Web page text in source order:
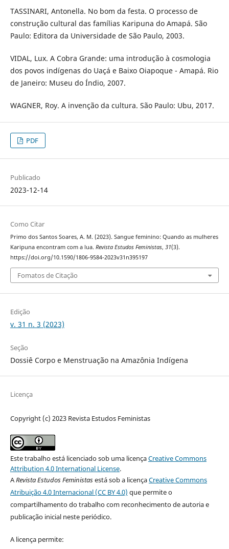
TASSINARI, Antonella. No bom da festa. O processo de
construção cultural das famílias Karipuna do Amapá. São
Paulo: Editora da Universidade de São Paulo, 2003.
VIDAL, Lux. A Cobra Grande: uma introdução à cosmologia
dos povos indígenas do Uaçá e Baixo Oiapoque - Amapá. Rio
de Janeiro: Museu do Índio, 2007.
WAGNER, Roy. A invenção da cultura. São Paulo: Ubu, 2017.
PDF
Publicado
2023-12-14
Como Citar
Primo dos Santos Soares, A. M. (2023). Sangue feminino: Quando as mulheres
Karipuna encontram com a lua. Revista Estudos Feministas, 31(3).
https://doi.org/10.1590/1806-9584-2023v31n395197
Fomatos de Citação
Edição
v. 31 n. 3 (2023)
Seção
Dossiê Corpo e Menstruação na Amazônia Indígena
Licença
Copyright (c) 2023 Revista Estudos Feministas
Este trabalho está licenciado sob uma licençaCreative Commons
Attribution 4.0 International License.
ARevista Estudos Feministasestá sob a licençaCreative Commons
Atribuição 4.0 Internacional (CC BY 4.0) que permite o
compartilhamento do trabalho com reconhecimento de autoria e
publicação inicial neste periódico.
A licença permite: